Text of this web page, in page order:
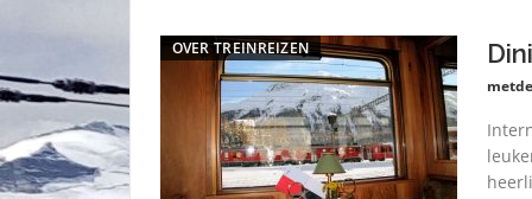
OVER TREINREIZEN